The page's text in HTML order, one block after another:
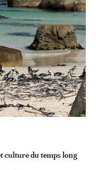
culture du temps long